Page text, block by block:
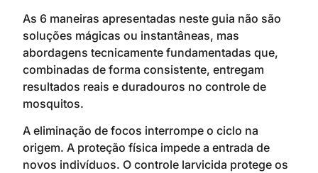
As 6 maneiras apresentadas neste guia não são
soluções mágicas ou instantâneas, mas
abordagens tecnicamente fundamentadas que,
combinadas de forma consistente, entregam
resultados reais e duradouros no controle de
mosquitos.
A eliminação de focos interrompe o ciclo na
origem. A proteção física impede a entrada de
novos indivíduos. O controle larvicida protege os